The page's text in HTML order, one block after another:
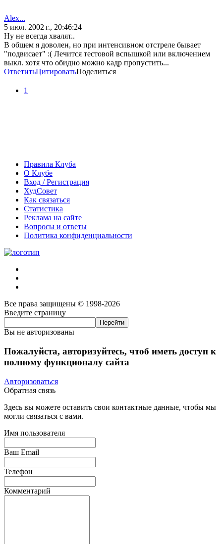
Alex...
5 июл. 2002 г., 20:46:24
Ну не всегда хвалят..
В общем я доволен, но при интенсивном отстреле бывает
"подвисает" :( Лечится тестовой вспышкой или включением
выкл. хотя что обидно можно кадр пропустить...
ОтветитьЦитироватьПоделиться
1
Правила Клуба
О Клубе
Вход / Регистрация
ХудСовет
Как связаться
Статистика
Реклама на сайте
Вопросы и ответы
Политика конфиденциальности
Все права защищены © 1998-2026
Введите страницу
Вы не авторизованы
Пожалуйста, авторизуйтесь, чтоб иметь доступ к
полному функционалу сайта
Авторизоваться
Обратная связь
Здесь вы можете оставить свои контактные данные, чтобы мы
могли связаться с вами.
Имя пользователя
Ваш Email
Телефон
Комментарий